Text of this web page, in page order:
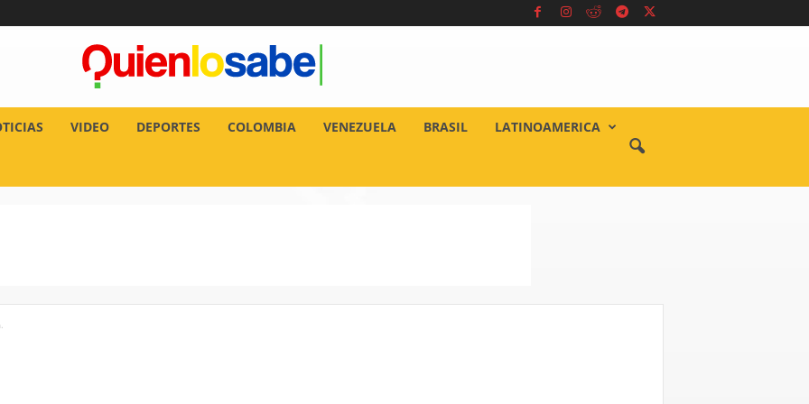
VIDEO DEPORTES COLOMBIA VENEZUELA BRASIL LATINOAMERICA